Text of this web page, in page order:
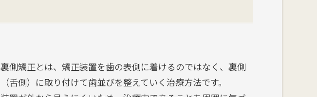
裏側矯正とは、矯正装置を歯の表側に着けるのではなく、裏側
（舌側）に取り付けて歯並びを整えていく治療方法です。